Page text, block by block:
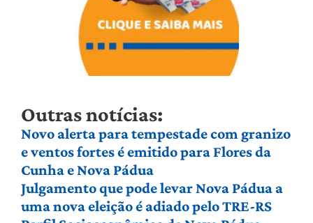
Outras notícias:
Novo alerta para tempestade com granizo
e ventos fortes é emitido para Flores da
Cunha e Nova Pádua
Julgamento que pode levar Nova Pádua a
uma nova eleição é adiado pelo TRE-RS